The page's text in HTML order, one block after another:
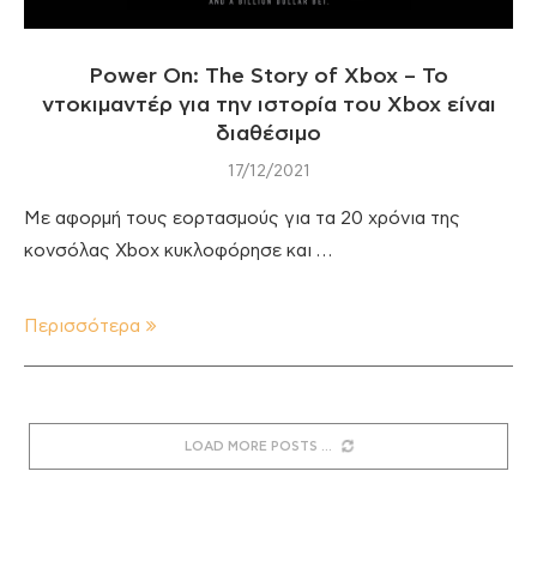
Power On: The Story of Xbox – Το
ντοκιμαντέρ για την ιστορία του Xbox είναι
διαθέσιμο
17/12/2021
Με αφορμή τους εορτασμούς για τα 20 χρόνια της
κονσόλας Xbox κυκλοφόρησε και …
Περισσότερα
LOAD MORE POSTS